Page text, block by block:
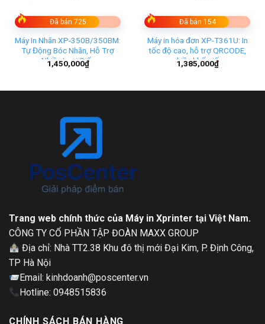
Đã bán 725
Máy In Nhãn XP-350B/350BM:
Tự Động Bóc Nhãn, Hỗ Trợ
Nhiều Loại Giấy
1,450,000₫
Đã bán 154
Máy in hóa đơn XP-T361U: In
tốc độ cao, hỗ trợ QRCODE,
nhiều khổ giấy
1,385,000₫
Trang web chính thức của Máy in Xprinter tại Việt Nam.
CÔNG TY CỔ PHẦN TẬP ĐOÀN MAXX GROUP
Địa chỉ: Nhà TT2.38 Khu đô thị mới Đại Kim, P. Định Công,
TP Hà Nội
Email: kinhdoanh@poscenter.vn
Hotline: 0948515836
CHÍNH SÁCH BÁN HÀNG